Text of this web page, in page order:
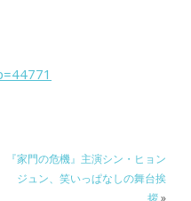
『家門の危機』主演シン・ヒョン
ジュン、笑いっぱなしの舞台挨